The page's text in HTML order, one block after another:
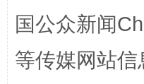
国家大学科技园优
国公众新闻
等传媒网站